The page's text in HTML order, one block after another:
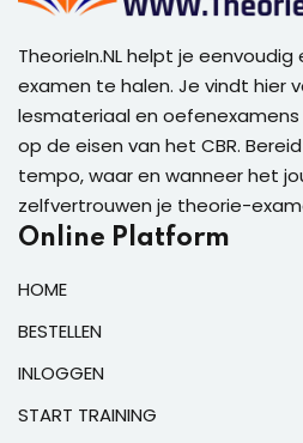
TheorieIn.NL helpt je
examen te halen. Je vindt hier
lesmateriaal en
op de eisen van het CBR.
tempo, waar en wanneer het
zelfvertrouwen je theorie-
Online Platform
HOME
BESTELLEN
INLOGGEN
START TRAINING